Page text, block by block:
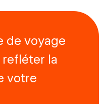
de voyage
la
votre